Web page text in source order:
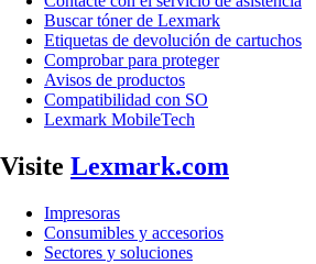
Buscar tóner de Lexmark
Etiquetas de devolución de cartuchos
Comprobar para proteger
Avisos de productos
Compatibilidad con SO
Lexmark MobileTech
Visite Lexmark.com
Impresoras
Consumibles y accesorios
Sectores y soluciones